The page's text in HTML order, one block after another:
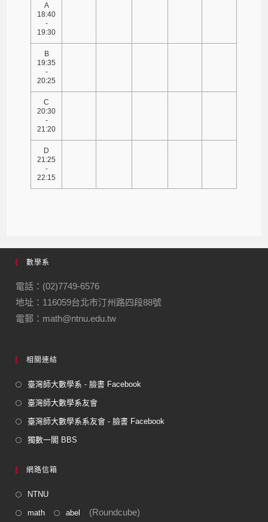
A
18:40
-
19:30
B
19:35
-
20:25
C
20:30
-
21:20
D
21:25
-
22:15
數學系
電話：(02)7749-6576
地址：116059台北市汀州路四段88號
電郵：math@ntnu.edu.tw
相關連結
臺灣師大數學系 - 臉書 Facebook
臺灣師大數學系友會
臺灣師大數學系系友會 - 臉書 Facebook
獨數一閣 BBS
網路信箱
NTNU
math abel (Roundcube)